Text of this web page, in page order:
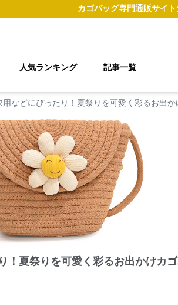
カゴバッグ専門通販サイト
人気ランキング 記事一覧
用などにぴったり！夏祭りを可愛く彩るお出
！夏祭りを可愛く彩るお出かけカ